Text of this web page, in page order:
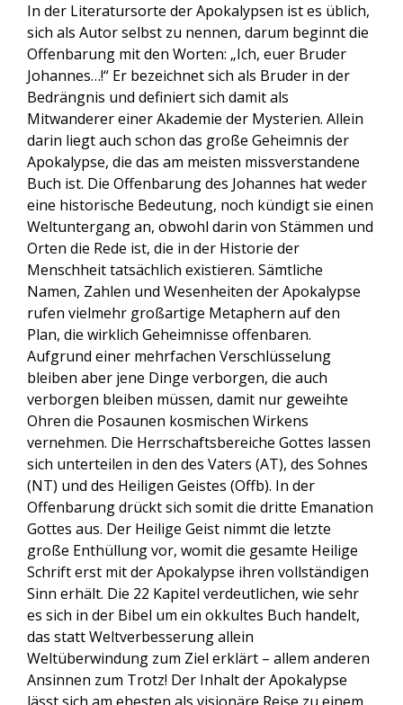
In der Literatursorte der Apokalypsen ist es üblich,
sich als Autor selbst zu nennen, darum beginnt die
Offenbarung mit den Worten: „Ich, euer Bruder
Johannes…!“ Er bezeichnet sich als Bruder in der
Bedrängnis und definiert sich damit als
Mitwanderer einer Akademie der Mysterien. Allein
darin liegt auch schon das große Geheimnis der
Apokalypse, die das am meisten missverstandene
Buch ist. Die Offenbarung des Johannes hat weder
eine historische Bedeutung, noch kündigt sie einen
Weltuntergang an, obwohl darin von Stämmen und
Orten die Rede ist, die in der Historie der
Menschheit tatsächlich existieren. Sämtliche
Namen, Zahlen und Wesenheiten der Apokalypse
rufen vielmehr großartige Metaphern auf den
Plan, die wirklich Geheimnisse offenbaren.
Aufgrund einer mehrfachen Verschlüsselung
bleiben aber jene Dinge verborgen, die auch
verborgen bleiben müssen, damit nur geweihte
Ohren die Posaunen kosmischen Wirkens
vernehmen. Die Herrschaftsbereiche Gottes lassen
sich unterteilen in den des Vaters (AT), des Sohnes
(NT) und des Heiligen Geistes (Offb). In der
Offenbarung drückt sich somit die dritte Emanation
Gottes aus. Der Heilige Geist nimmt die letzte
große Enthüllung vor, womit die gesamte Heilige
Schrift erst mit der Apokalypse ihren vollständigen
Sinn erhält. Die 22 Kapitel verdeutlichen, wie sehr
es sich in der Bibel um ein okkultes Buch handelt,
das statt Weltverbesserung allein
Weltüberwindung zum Ziel erklärt – allem anderen
Ansinnen zum Trotz! Der Inhalt der Apokalypse